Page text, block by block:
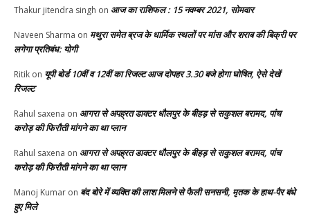
Thakur jitendra singh on आज का राशिफल : 15 नवम्बर 2021, सोमवार
Naveen Sharma on मथुरा समेत ब्रज के धार्मिक स्थलों पर मांस और शराब की बिक्री पर
लगेगा प्रतिबंध: योगी
Ritik on यूपी बोर्ड 10वीं व 12वीं का रिजल्ट आज दोपहर 3.30 बजे होगा घोषित, ऐसे देखें
रिजल्ट
Rahul saxena on आगरा से अपह्रत डाक्टर धौलपुर के बीहड़ से सकुशल बरामद, पांच
करोड़ की फिरौती मांगने का था प्लान
Rahul saxena on आगरा से अपह्रत डाक्टर धौलपुर के बीहड़ से सकुशल बरामद, पांच
करोड़ की फिरौती मांगने का था प्लान
Manoj Kumar on बंद बोरे में व्यक्ति की लाश मिलने से फैली सनसनी, मृतक के हाथ-पैर बंधे
हुए मिले